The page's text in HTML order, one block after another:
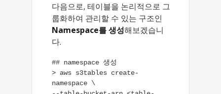
다음으로, 테이블을 논리적으로 그
룹화하여 관리할 수 있는 구조인
Namespace를 생성해보겠습니
다.
## namespace 생성
> aws s3tables create-
namespace \